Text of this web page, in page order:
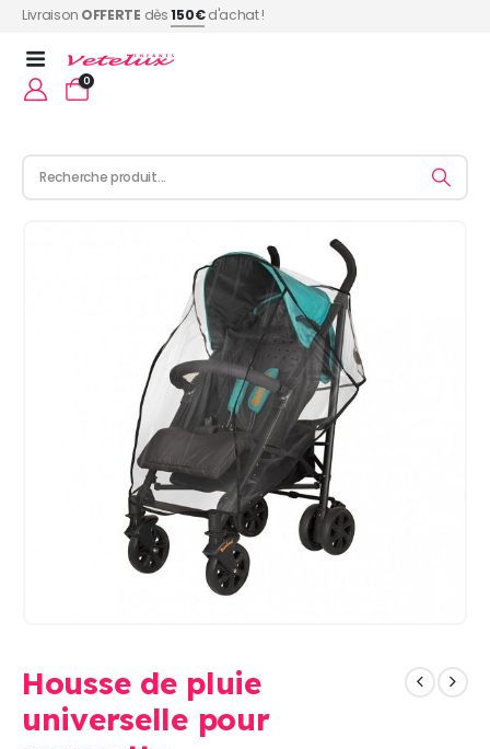
Livraison OFFERTE dès150€d'achat !
0
Housse de pluie
universelle pour